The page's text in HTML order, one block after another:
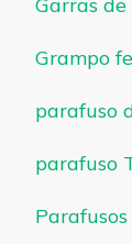
Grampo
parafuso
parafuso
Parafusos